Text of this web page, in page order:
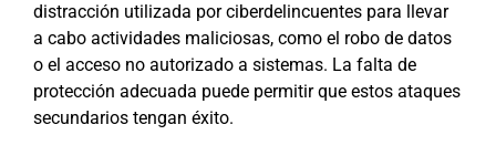
distracción utilizada por ciberdelincuentes para llevar
a cabo actividades maliciosas, como el robo de datos
o el acceso no autorizado a sistemas. La falta de
protección adecuada puede permitir que estos ataques
secundarios tengan éxito.